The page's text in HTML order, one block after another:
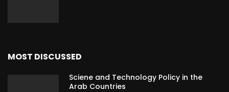
MOST DISCUSSED
Sciene and Technology Policy in the
Arab Countries